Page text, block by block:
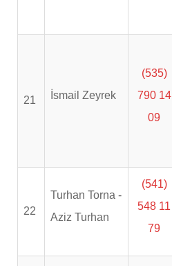
21 İsmail Zeyrek
(535)
790 14
09
22
Turhan Torna -
Aziz Turhan
(541)
548 11
79